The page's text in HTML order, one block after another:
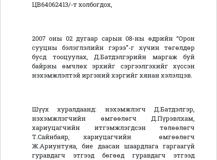
ЦВ64062413/-т холбогдох,
2007 оны 02 дугаар сарын 08-ны өдрийн “Орон
сууцны бэлэглэлийн гэрээ”-г хүчин төгөлдөр
бусд тооцуулах, Д.Батдэлгэрийн маргаж буй
байрны өмчлөх эрхийг сэргээлгэхийг хүссэн
нэхэмжлэлтэй иргэний хэргийг хянан хэлэлцэв.
Шүүх хуралдаанд: нэхэмжлэгч Д.Батдэлгэр,
нэхэмжлэгчийн өмгөөлөгч Д.Пүрэвлхам,
хариуцагчийн итгэмжлэгдсэн төлөөлөгч
Т.Сайнбаяр, хариуцагчийн өмгөөлөгч
Ж.Ариунтуяа, бие даасан шаардлага гаргаагүй
гуравдагч этгээд бөгөөд гуравдагч этгээд